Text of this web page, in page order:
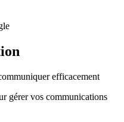
efficacement
gérer vos communications